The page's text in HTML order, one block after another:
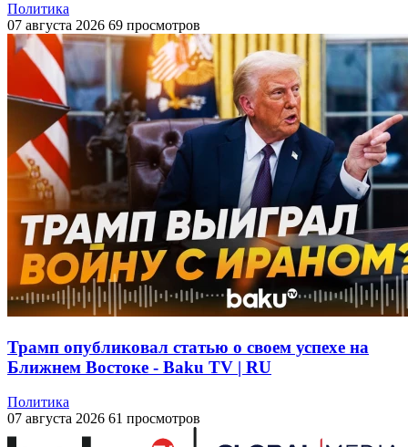
Политика
07 августа 2026 69 просмотров
Трамп опубликовал статью о своем успехе на
Ближнем Востоке - Baku TV | RU
Политика
07 августа 2026 61 просмотров